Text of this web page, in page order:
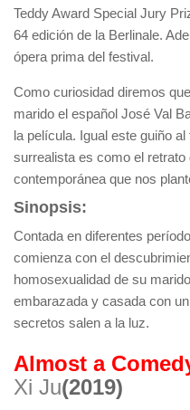
Teddy Award Special Jury
64 edición de la Berlinale.
ópera prima del festival.
Como curiosidad diremos
marido el español José Val
la película. Igual este guiño
surrealista es como el
contemporánea que nos
Sinopsis:
Contada en diferentes
comienza con el
homosexualidad de su
embarazada y casada con
secretos salen a la luz.
Almost a
Xi Ju(2019)